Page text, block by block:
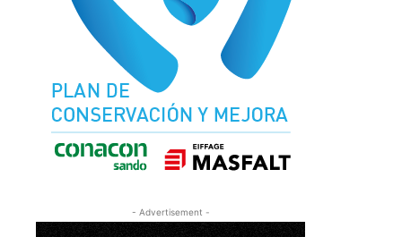
- Advertisement -